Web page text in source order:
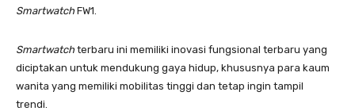
Smartwatch FW1.
Smartwatch terbaru ini memiliki inovasi fungsional terbaru yang
diciptakan untuk mendukung gaya hidup, khususnya para kaum
wanita yang memiliki mobilitas tinggi dan tetap ingin tampil
trendi.